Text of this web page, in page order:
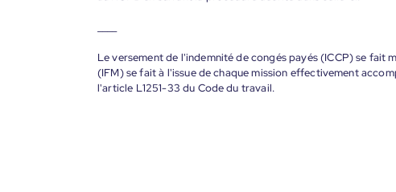
Le versement de l'indemnité de congés payés (ICCP) se fait
(IFM) se fait à l'issue de chaque mission effectivement
l'article L1251-33 du Code du travail.